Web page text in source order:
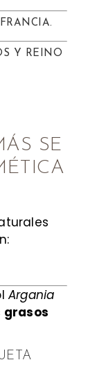
Y REINO
SE
Argania
grasos